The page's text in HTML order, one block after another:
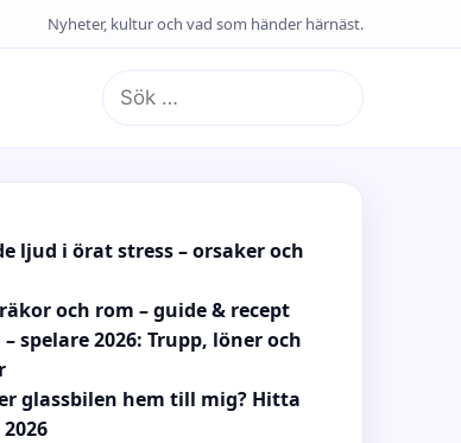
Nyheter, kultur och vad som händer härnäst.
Sök
efter:
ljud i örat stress – orsaker och
och rom – guide & recept
spelare 2026: Trupp, löner och
glassbilen hem till mig? Hitta